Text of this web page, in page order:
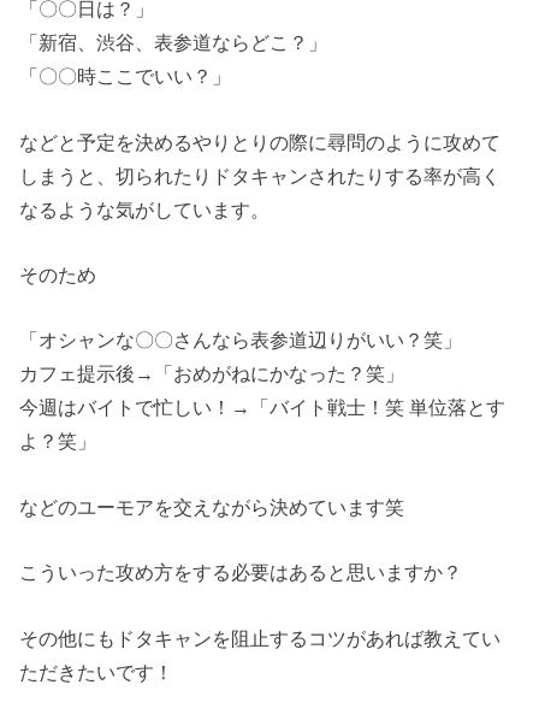
「〇〇日は？」
「新宿、渋谷、表参道ならどこ？」
「〇〇時ここでいい？」
などと予定を決めるやりとりの際に尋問のように攻めて
しまうと、切られたりドタキャンされたりする率が高く
なるような気がしています。
そのため
「オシャンな〇〇さんなら表参道辺りがいい？笑」
カフェ提示後→「おめがねにかなった？笑」
今週はバイトで忙しい！→「バイト戦士！笑 単位落とす
よ？笑」
などのユーモアを交えながら決めています笑
こういった攻め方をする必要はあると思いますか？
その他にもドタキャンを阻止するコツがあれば教えてい
ただきたいです！